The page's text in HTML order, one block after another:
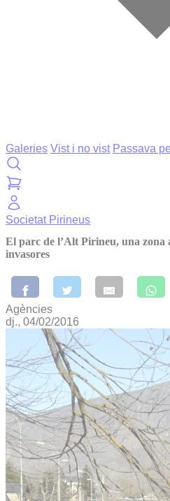
Galeries Vist i no vist Passava
Societat Pirineus
El parc de l’Alt Pirineu, una zona
invasores
Agències
dj., 04/02/2016